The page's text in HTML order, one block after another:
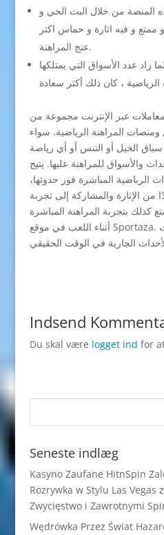
المنصة من خلال البث الحي و
ممتع و فيه اثارة و حماس اكثر
عنج المراهنة.
زاد عدد الأسواق التي يمتلكها
عبر الإنترنت مجموعة من
ومنصات المراهنة الرياضية. سواء
الخيل أو التنس أو أي رياضة
والأسواق للمراهنة عليها. يتيح
الرياضية المباشرة فور حدوثها،
الإثارة والمشاركة إلى تجربة
كذلك بتجربة المراهنة المباشرة
أثناء اللعب في موقع Sportaza. يمكنك المراهنة على المباريات
Indsend
Du skal være logget ind for
Seneste indlæg
Kasyno Zaufane HitnSpin
Rozrywka w Stylu Las Vegas
Zwycięstwo i Zawrotnymi
Wędrówka Przez Świat